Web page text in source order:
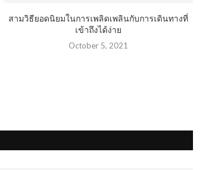
สามวิธียอดนิยมในการเพลิดเพลินกับการเดินทางที่
เข้าถึงได้ง่าย
October 5, 2021